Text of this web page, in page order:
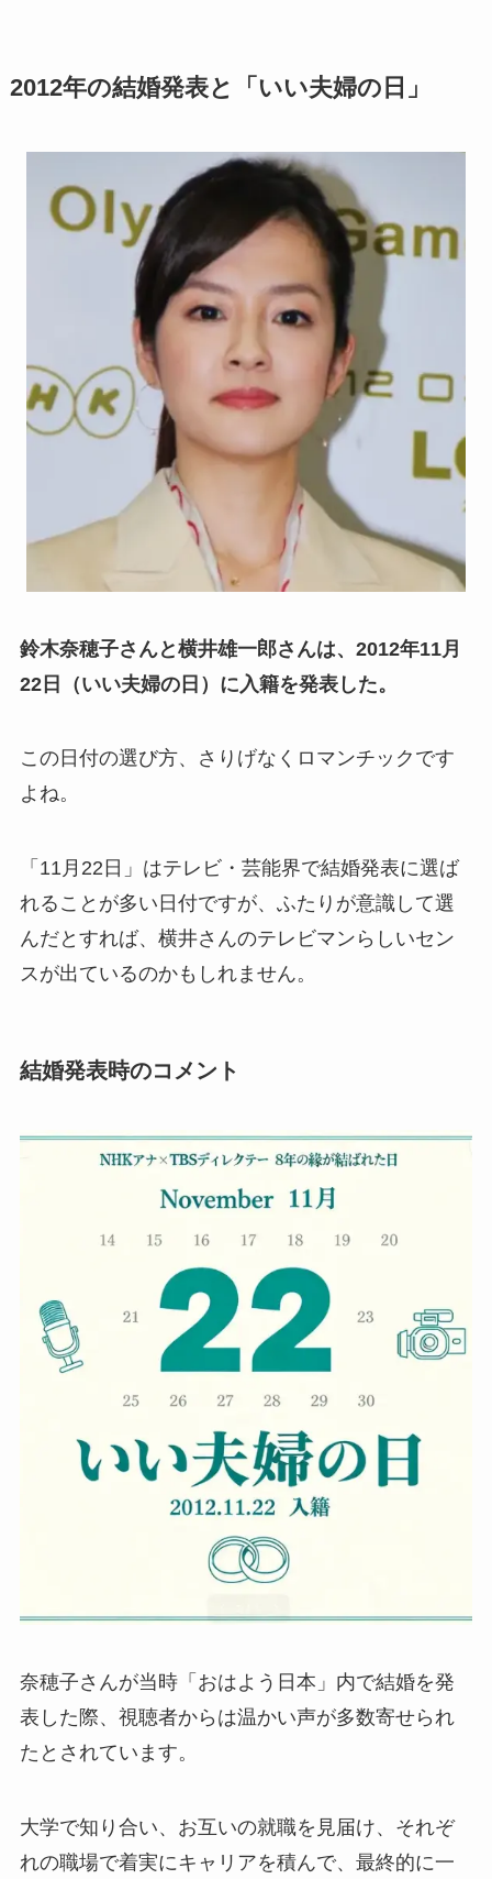
2012年の結婚発表と「いい夫婦の日」
鈴木奈穂子さんと横井雄一郎さんは、2012年11月
22日（いい夫婦の日）に入籍を発表した。
この日付の選び方、さりげなくロマンチックです
よね。
「11月22日」はテレビ・芸能界で結婚発表に選ば
れることが多い日付ですが、ふたりが意識して選
んだとすれば、横井さんのテレビマンらしいセン
スが出ているのかもしれません。
結婚発表時のコメント
奈穂子さんが当時「おはよう日本」内で結婚を発
表した際、視聴者からは温かい声が多数寄せられ
たとされています。
大学で知り合い、お互いの就職を見届け、それぞ
れの職場で着実にキャリアを積んで、最終的に一